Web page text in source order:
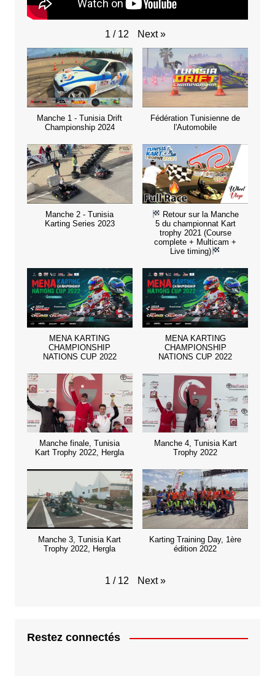
1 / 12 Next »
Manche 1 - Tunisia Drift
Championship 2024
Fédération Tunisienne de
l'Automobile
Manche 2 - Tunisia
Karting Series 2023
Retour sur la Manche
5 du championnat Kart
trophy 2021 (Course
complete + Multicam +
Live timing)
MENA KARTING
CHAMPIONSHIP
NATIONS CUP 2022
MENA KARTING
CHAMPIONSHIP
NATIONS CUP 2022
Manche finale, Tunisia
Kart Trophy 2022, Hergla
Manche 4, Tunisia Kart
Trophy 2022
Manche 3, Tunisia Kart
Trophy 2022, Hergla
Karting Training Day, 1ère
édition 2022
1 / 12 Next »
Restez connectés